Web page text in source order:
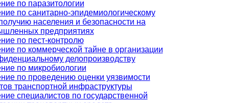
по паразитологии
по санитарно-эпидемиологическому
населения и безопасности на
предприятиях
по пест-контролю
по коммерческой тайне в организации
делопроизводству
по микробиологии
по проведению оценки уязвимости
транспортной инфраструктуры
специалистов по государственной